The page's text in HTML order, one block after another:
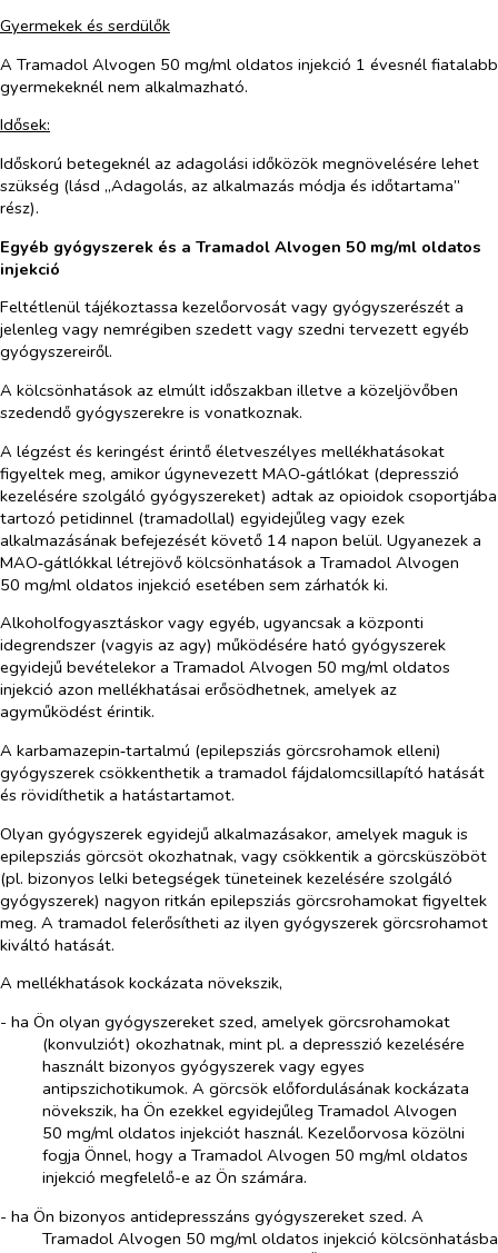
Gyermekek és serdülők
A Tramadol Alvogen 50 mg/ml oldatos injekció 1 évesnél fiatalabb
gyermekeknél nem alkalmazható.
Idősek:
Időskorú betegeknél az adagolási időközök megnövelésére lehet
szükség (lásd „Adagolás, az alkalmazás módja és időtartama”
rész).
Egyéb gyógyszerek és a Tramadol Alvogen 50 mg/ml oldatos
injekció
Feltétlenül tájékoztassa kezelőorvosát vagy gyógyszerészét a
jelenleg vagy nemrégiben szedett vagy szedni tervezett egyéb
gyógyszereiről.
A kölcsönhatások az elmúlt időszakban illetve a közeljövőben
szedendő gyógyszerekre is vonatkoznak.
A légzést és keringést érintő életveszélyes mellékhatásokat
figyeltek meg, amikor úgynevezett MAO‑gátlókat (depresszió
kezelésére szolgáló gyógyszereket) adtak az opioidok csoportjába
tartozó petidinnel (tramadollal) egyidejűleg vagy ezek
alkalmazásának befejezését követő 14 napon belül. Ugyanezek a
MAO‑gátlókkal létrejövő kölcsönhatások a Tramadol Alvogen
50 mg/ml oldatos injekció esetében sem zárhatók ki.
Alkoholfogyasztáskor vagy egyéb, ugyancsak a központi
idegrendszer (vagyis az agy) működésére ható gyógyszerek
egyidejű bevételekor a Tramadol Alvogen 50 mg/ml oldatos
injekció azon mellékhatásai erősödhetnek, amelyek az
agyműködést érintik.
A karbamazepin‑tartalmú (epilepsziás görcsrohamok elleni)
gyógyszerek csökkenthetik a tramadol fájdalomcsillapító hatását
és rövidíthetik a hatástartamot.
Olyan gyógyszerek egyidejű alkalmazásakor, amelyek maguk is
epilepsziás görcsöt okozhatnak, vagy csökkentik a görcsküszöböt
(pl. bizonyos lelki betegségek tüneteinek kezelésére szolgáló
gyógyszerek) nagyon ritkán epilepsziás görcsrohamokat figyeltek
meg. A tramadol felerősítheti az ilyen gyógyszerek görcsrohamot
kiváltó hatását.
A mellékhatások kockázata növekszik,
- ha Ön olyan gyógyszereket szed, amelyek görcsrohamokat
(konvulziót) okozhatnak, mint pl. a depresszió kezelésére
használt bizonyos gyógyszerek vagy egyes
antipszichotikumok. A görcsök előfordulásának kockázata
növekszik, ha Ön ezekkel egyidejűleg Tramadol Alvogen
50 mg/ml oldatos injekciót használ. Kezelőorvosa közölni
fogja Önnel, hogy a Tramadol Alvogen 50 mg/ml oldatos
injekció megfelelő-e az Ön számára.
- ha Ön bizonyos antidepresszáns gyógyszereket szed. A
Tramadol Alvogen 50 mg/ml oldatos injekció kölcsönhatásba